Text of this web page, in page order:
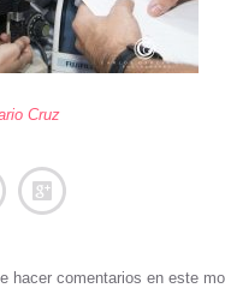
Cruz
hacer comentarios en este